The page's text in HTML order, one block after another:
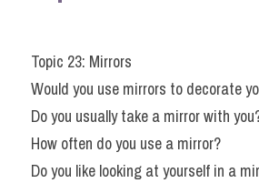
Topic 23: Mirrors
Would you use mirrors to decorate
Do you usually take a mirror with
How often do you use a mirror?
Do you like looking at yourself in a